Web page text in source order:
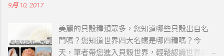
9月 10, 2017
美麗的貝殼種類眾多，您知道哪些貝殼出自名
門嗎？您知道世界四大名螺是哪四種嗎？今
天，筆者帶您進入貝殼世界，輕鬆認識世界四